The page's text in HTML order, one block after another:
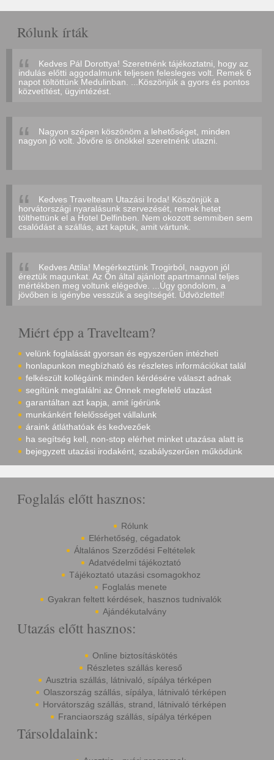
Rólunk írták
Kedves Pál Dorottya! Szeretnénk tájékoztatni, hogy az
indulás előtti aggodalmunk teljesen felesleges volt. Remek 6
napot töltöttünk Medulinban. ...Köszönjük a gyors és pontos
közvetítést, ügyintézést.
Nagyon szépen köszönöm a lehetőséget, minden
nagyon jó volt. Jövőre is önökkel szeretnénk utazni.
Kedves Travelteam Utazási Iroda! Köszönjük a
horvátországi nyaralásunk szervezését, remek hetet
tölthettünk el a Hotel Delfinben. Nem okozott semmiben sem
csalódást a szállás, azt kaptuk, amit vártunk.
Kedves Attila! Megérkeztünk Trogirból, nagyon jól
éreztük magunkat. Az Ön által ajánlott apartmannal teljes
mértékben meg voltunk elégedve. ...Úgy gondolom, a
jövőben is igénybe vesszük a segítségét. Üdvözlettel!
Miért épp a Travelteam?
velünk foglalását gyorsan és egyszerűen intézheti
honlapunkon megbízható és részletes információkat talál
felkészült kollégáink minden kérdésére választ adnak
segítünk megtalálni az Önnek megfelelő utazást
garantáltan azt kapja, amit ígérünk
munkánkért felelősséget vállalunk
áraink átláthatóak és kedvezőek
ha segítség kell, non-stop elérhet minket utazása alatt is
bejegyzett utazási irodaként, szabályszerűen működünk
Foglalás előtt hasznos:
Rólunk
Elérhetőség, cégadatok
Általános Szerződési Feltételek
Adatvédelmi tájékoztató
Tájékoztató utazási csomagokhoz
Foglalás menete
Gyakran feltett kérdések, hasznos tudnivalók
Ajándékutalvány
Utazás előtt hasznos:
Online biztosításkötés
Részletes szállás kereső
Ausztria szállás, látnivaló, sípálya térképen
Olaszország szállás, sípálya, látnivaló térképen
Horvátország szállás, strand, látnivaló térképen
Franciaország szállás, sípálya térképen
Társoldalaink: